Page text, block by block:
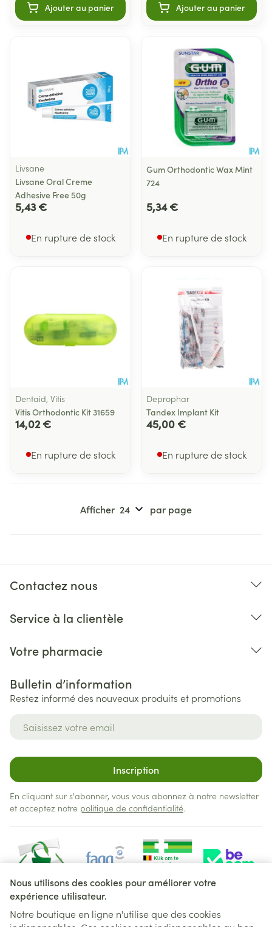
Nous utilisons des cookies pour améliorer votre
expérience utilisateur.
Notre boutique en ligne n'utilise que des cookies
Ajouter au panier Ajouter au panier
Livsane
Livsane Oral Creme
Adhesive Free 50g
5,43 €
En rupture de stock
Gum Orthodontic Wax Mint
724
5,34 €
En rupture de stock
Dentaid, Vitis
Vitis Orthodontic Kit 31659
14,02 €
En rupture de stock
Deprophar
Tandex Implant Kit
45,00 €
En rupture de stock
Afficher par page
Contactez nous
Service à la clientèle
Votre pharmacie
Bulletin d’information
Restez informé des nouveaux produits et promotions
Inscription
En cliquant sur s'abonner, vous vous abonnez à notre newsletter
et acceptez notre politique de confidentialité.